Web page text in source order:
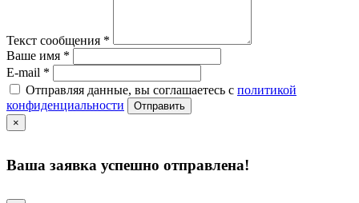
Текст сообщения *
Ваше имя *
E-mail *
Отправляя данные, вы соглашаетесь с политикой
конфиденциальности
Отправить
×
Ваша заявка успешно отправлена!